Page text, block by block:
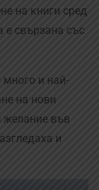
на книги сред
е свързана със
много и най-
на нови
желание във
и